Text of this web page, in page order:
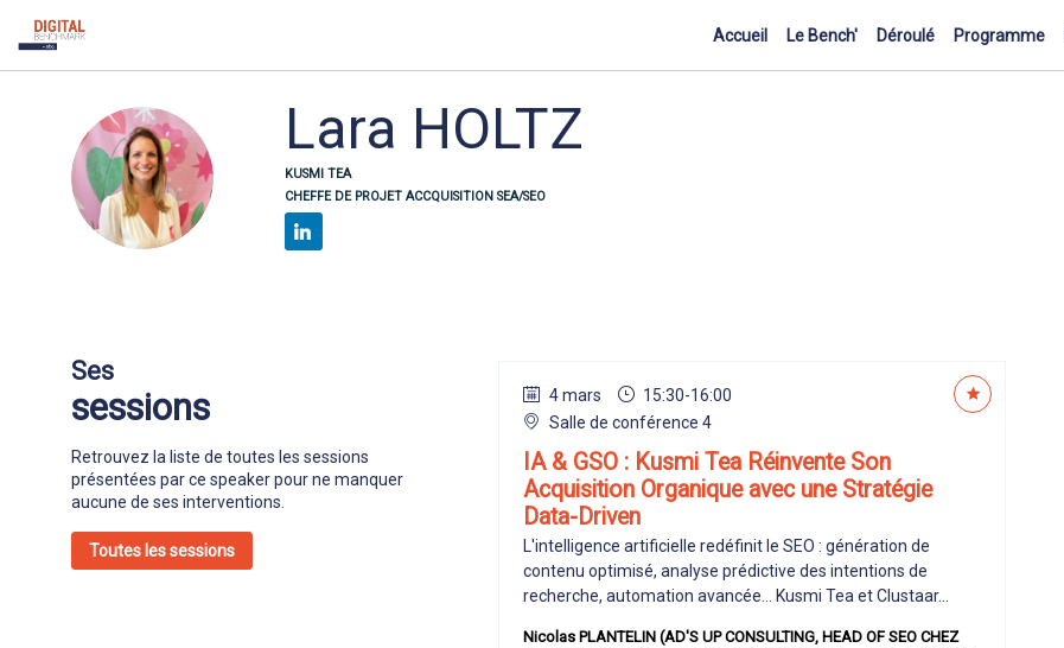
Accueil Le Bench' Déroulé Programme
LH
Lara HOLTZ
KUSMI TEA
CHEFFE DE PROJET ACCQUISITION SEA/SEO
Ses
sessions
Retrouvez la liste de toutes les sessions
présentées par ce speaker pour ne manquer
aucune de ses interventions.
Toutes les sessions
4 mars 15:30-16:00
Salle de conférence 4
IA & GSO : Kusmi Tea Réinvente Son
Acquisition Organique avec une Stratégie
Data-Driven
L'intelligence artificielle redéfinit le SEO : génération de
contenu optimisé, analyse prédictive des intentions de
recherche, automation avancée… Kusmi Tea et Clustaar...
Nicolas PLANTELIN (AD'S UP CONSULTING, HEAD OF SEO CHEZ